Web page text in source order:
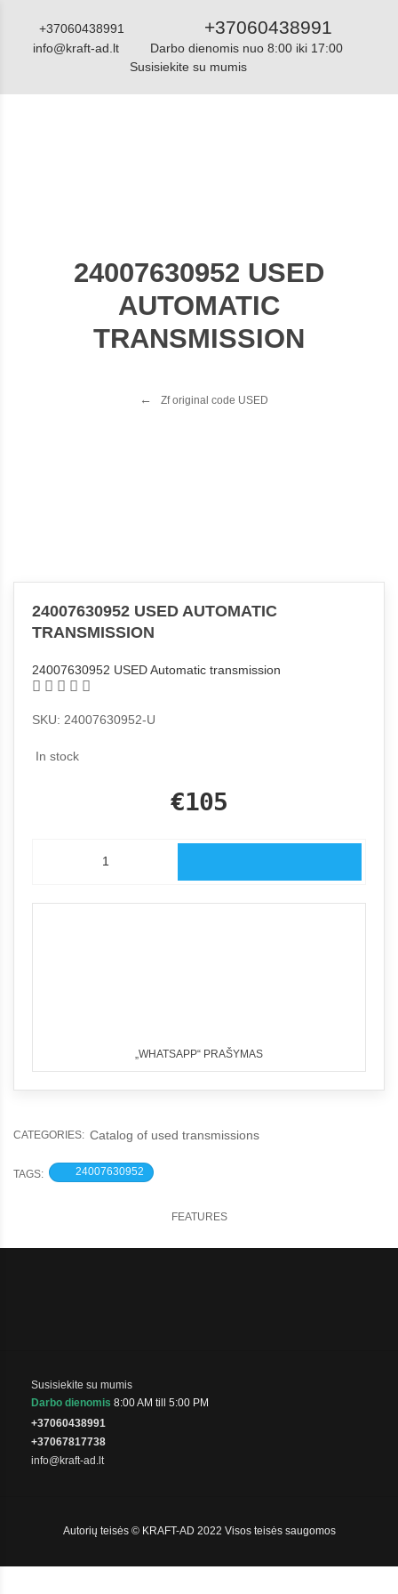
+37060438991 +37060438991
info@kraft-ad.lt
Darbo dienomis nuo 8:00 iki 17:00
Susisiekite su mumis
24007630952 USED
AUTOMATIC
TRANSMISSION
Zf original code USED
24007630952 USED AUTOMATIC
TRANSMISSION
24007630952 USED Automatic transmission
SKU: 24007630952-U
In stock
€105
„WHATSAPP“ PRAŠYMAS
CATEGORIES: Catalog of used transmissions
TAGS: 24007630952
FEATURES
Susisiekite su mumis
Darbo dienomis 8:00 AM till 5:00 PM
+37060438991
+37067817738
info@kraft-ad.lt
Autorių teisės © KRAFT-AD 2022 Visos teisės saugomos